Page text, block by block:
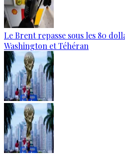
Le Brent repasse sous les 80
Washington et Téhéran